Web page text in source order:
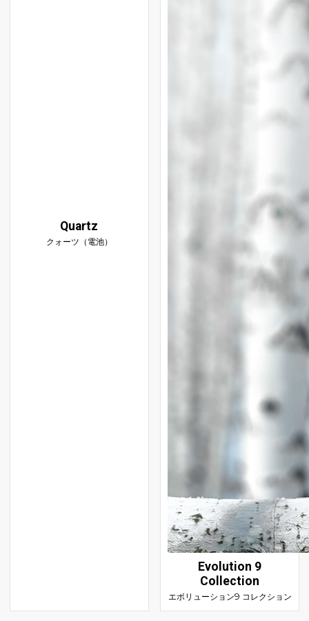
Quartz
クォーツ（電池）
Evolution 9
Collection
エボリューション9 コレクション